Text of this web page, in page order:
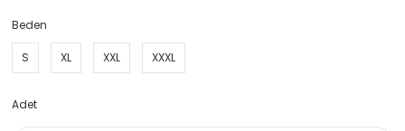
Beden
S XL XXL XXXL
Adet